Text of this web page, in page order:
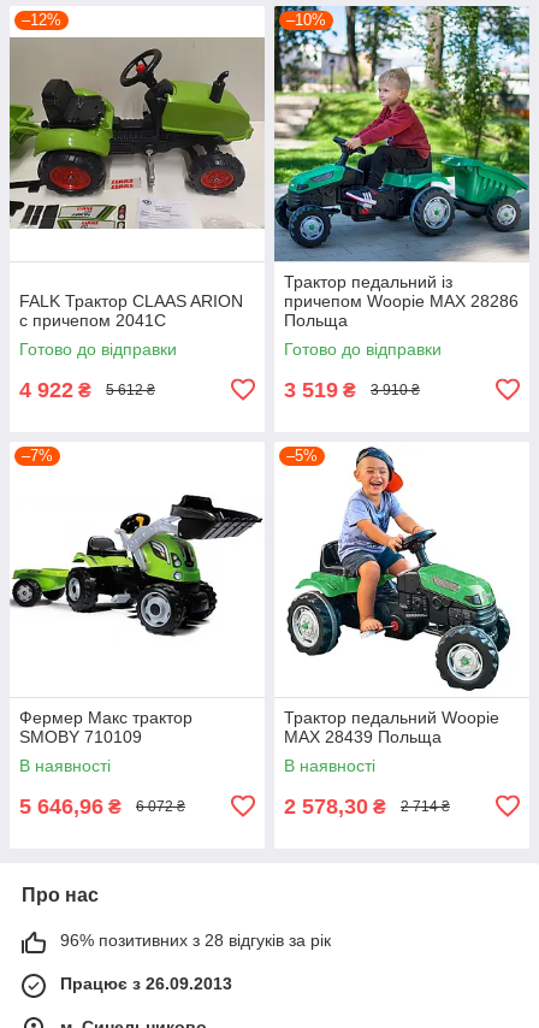
–12%
FALK Трактор CLAAS ARION
c причепом 2041C
Готово до відправки
4 922 ₴ 5 612 ₴
–10%
Трактор педальний із
причепом Woopie MAX 28286
Польща
Готово до відправки
3 519 ₴ 3 910 ₴
–7%
Фермер Макс трактор
SMOBY 710109
В наявності
5 646,96 ₴ 6 072 ₴
–5%
Трактор педальний Woopie
MAX 28439 Польща
В наявності
2 578,30 ₴ 2 714 ₴
Про нас
96% позитивних з 28 відгуків за рік
Працює з 26.09.2013